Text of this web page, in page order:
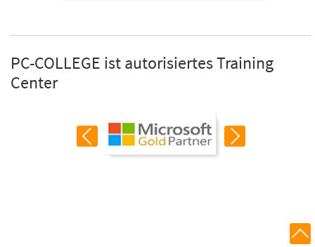
PC-COLLEGE ist autorisiertes Training
Center